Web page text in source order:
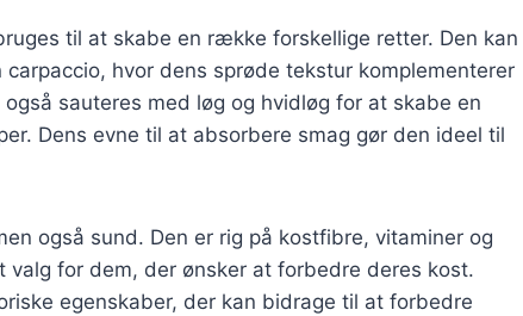
til at skabe en række forskellige retter. Den kan
hvor dens sprøde tekstur komplementerer
sauteres med løg og hvidløg for at skabe en
Dens evne til at absorbere smag gør den ideel til
også sund. Den er rig på kostfibre, vitaminer og
valg for dem, der ønsker at forbedre deres kost.
egenskaber, der kan bidrage til at forbedre